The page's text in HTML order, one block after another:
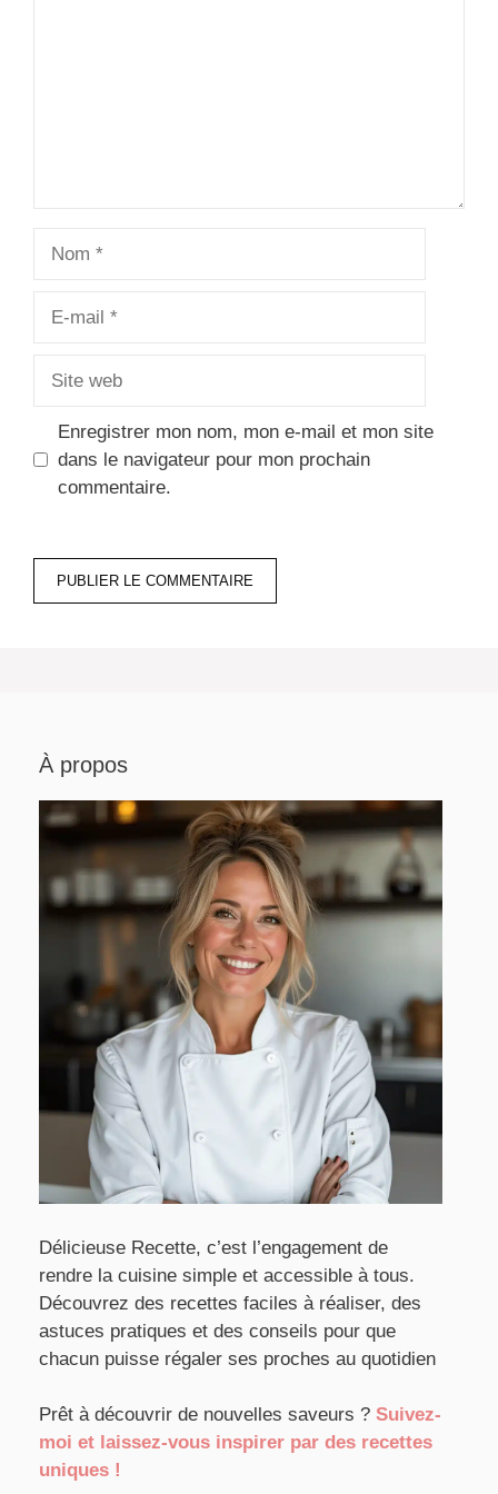
Enregistrer mon nom, mon e-mail et mon site
dans le navigateur pour mon prochain
commentaire.
À propos
Délicieuse Recette, c’est l’engagement de
rendre la cuisine simple et accessible à tous.
Découvrez des recettes faciles à réaliser, des
astuces pratiques et des conseils pour que
chacun puisse régaler ses proches au quotidien
Prêt à découvrir de nouvelles saveurs ? Suivez-
moi et laissez-vous inspirer par des recettes
uniques !